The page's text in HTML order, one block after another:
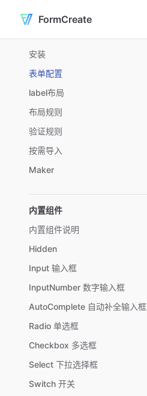
Skip to content
FormCreate
安装
表单配置
label布局
布局规则
验证规则
按需导入
Maker
内置组件
内置组件说明
Hidden
Input 输入框
InputNumber 数字输入框
AutoComplete 自动补全输入框
Radio 单选框
Checkbox 多选框
Select 下拉选择框
Switch 开关